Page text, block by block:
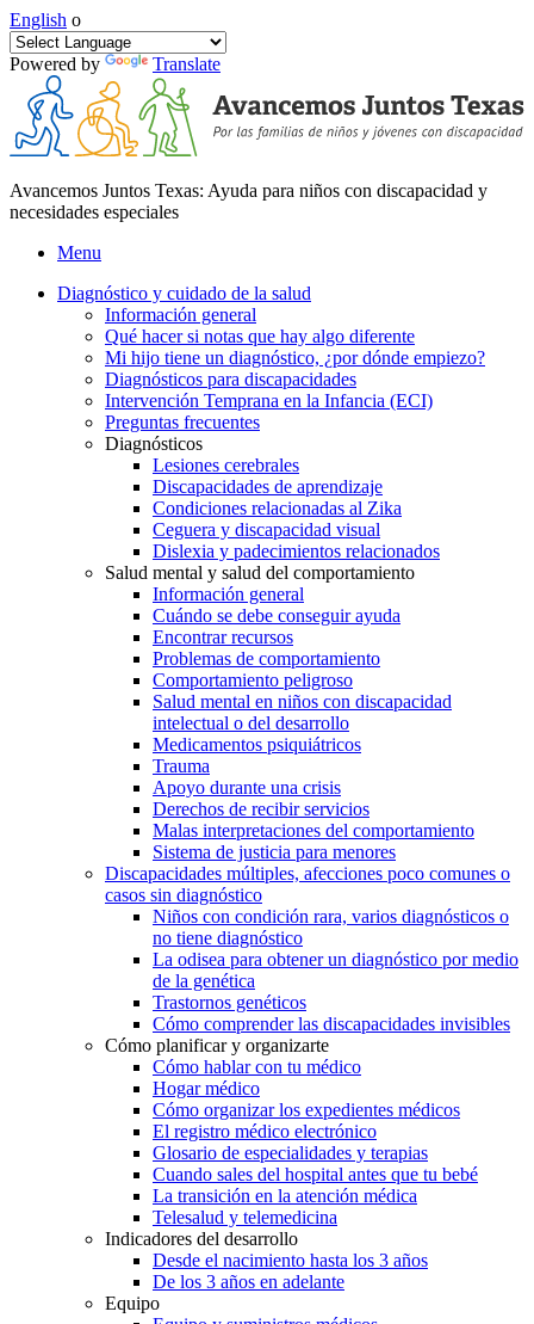
English o
Powered by Translate
Avancemos Juntos Texas: Ayuda para niños con discapacidad y
necesidades especiales
Menu
Diagnóstico y cuidado de la salud
Información general
Qué hacer si notas que hay algo diferente
Mi hijo tiene un diagnóstico, ¿por dónde empiezo?
Diagnósticos para discapacidades
Intervención Temprana en la Infancia (ECI)
Preguntas frecuentes
Diagnósticos
Lesiones cerebrales
Discapacidades de aprendizaje
Condiciones relacionadas al Zika
Ceguera y discapacidad visual
Dislexia y padecimientos relacionados
Salud mental y salud del comportamiento
Información general
Cuándo se debe conseguir ayuda
Encontrar recursos
Problemas de comportamiento
Comportamiento peligroso
Salud mental en niños con discapacidad
intelectual o del desarrollo
Medicamentos psiquiátricos
Trauma
Apoyo durante una crisis
Derechos de recibir servicios
Malas interpretaciones del comportamiento
Sistema de justicia para menores
Discapacidades múltiples, afecciones poco comunes o
casos sin diagnóstico
Niños con condición rara, varios diagnósticos o
no tiene diagnóstico
La odisea para obtener un diagnóstico por medio
de la genética
Trastornos genéticos
Cómo comprender las discapacidades invisibles
Cómo planificar y organizarte
Cómo hablar con tu médico
Hogar médico
Cómo organizar los expedientes médicos
El registro médico electrónico
Glosario de especialidades y terapias
Cuando sales del hospital antes que tu bebé
La transición en la atención médica
Telesalud y telemedicina
Indicadores del desarrollo
Desde el nacimiento hasta los 3 años
De los 3 años en adelante
Equipo